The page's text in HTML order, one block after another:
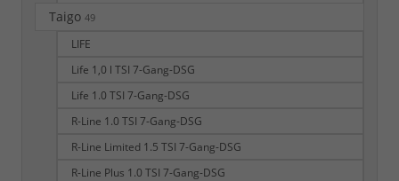
Taigo 49
LIFE
Life 1,0 l TSI 7-Gang-DSG
Life 1.0 TSI 7-Gang-DSG
R-Line 1.0 TSI 7-Gang-DSG
R-Line Limited 1.5 TSI 7-Gang-DSG
R-Line Plus 1.0 TSI 7-Gang-DSG